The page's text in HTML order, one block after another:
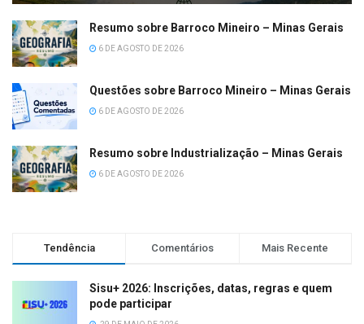
Resumo sobre Barroco Mineiro – Minas Gerais
6 DE AGOSTO DE 2026
Questões sobre Barroco Mineiro – Minas Gerais
6 DE AGOSTO DE 2026
Resumo sobre Industrialização – Minas Gerais
6 DE AGOSTO DE 2026
Tendência Comentários Mais Recente
Sisu+ 2026: Inscrições, datas, regras e quem
pode participar